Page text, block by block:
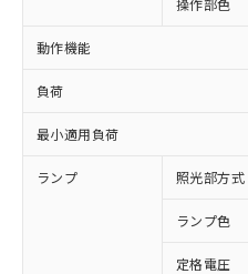
操作部色
動作機能
負荷
最小適用負荷
ランプ 照光部方式
ランプ色
定格電圧